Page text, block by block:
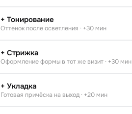
+ Тонирование
Оттенок после осветления · +30 мин
+ Стрижка
Оформление формы в тот же визит · +30 мин
+ Укладка
Готовая причёска на выход · +20 мин